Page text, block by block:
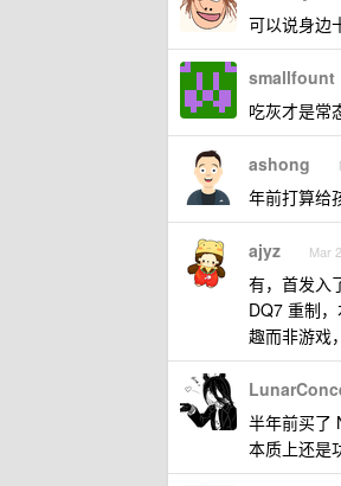
可以说身边
smallfount
吃灰才是常
ashong
年前打算给
ajyz Mar
有，首发入
DQ7 重制
趣而非游戏
半年前买了
本质上还是